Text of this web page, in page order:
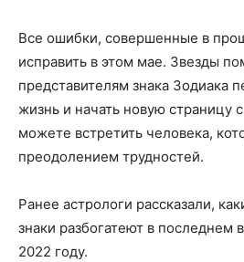
Все ошибки, совершенные в
исправить в этом мае. Звезды
представителям знака Зодиака
жизнь и начать новую страницу
можете встретить человека,
преодолением трудностей.
Ранее астрологи рассказали,
знаки разбогатеют в последнем
2022 году.